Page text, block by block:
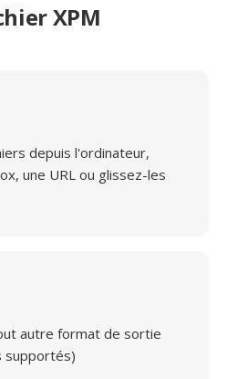
XPM
depuis l'ordinateur,
une URL ou glissez-les
autre format de sortie
supportés)